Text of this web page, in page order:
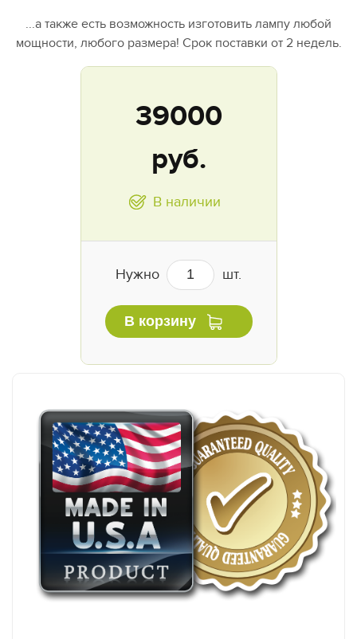
...а также есть возможность изготовить лампу любой
мощности, любого размера! Срок поставки от 2 недель.
39000
руб.
В наличии
Нужно шт.
В корзину